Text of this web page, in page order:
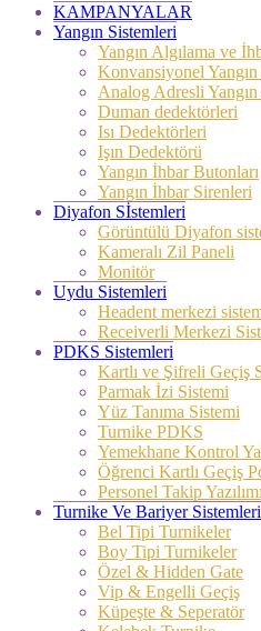
KAMPANYALAR
Yangın Sistemleri
Yangın Algılama ve
Konvansiyonel
Analog Adresli
Duman dedektörleri
Isı Dedektörleri
Işın Dedektörü
Yangın İhbar Butonları
Yangın İhbar Sirenleri
Diyafon Sİstemleri
Görüntülü Diyafon
Kameralı Zil Paneli
Monitör
Uydu Sistemleri
Headent merkezi
Receiverli Merkezi
PDKS Sistemleri
Kartlı ve Şifreli Geçiş
Parmak İzi Sistemi
Yüz Tanıma Sistemi
Turnike PDKS
Yemekhane Kontrol
Öğrenci Kartlı Geçiş
Personel Takip Yazılımı
Turnike Ve Bariyer Sistemleri
Bel Tipi Turnikeler
Boy Tipi Turnikeler
Özel & Hidden Gate
Vip & Engelli Geçiş
Küpeşte & Seperatör